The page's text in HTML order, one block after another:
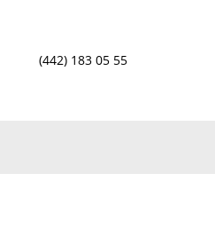
(442) 183 05 55